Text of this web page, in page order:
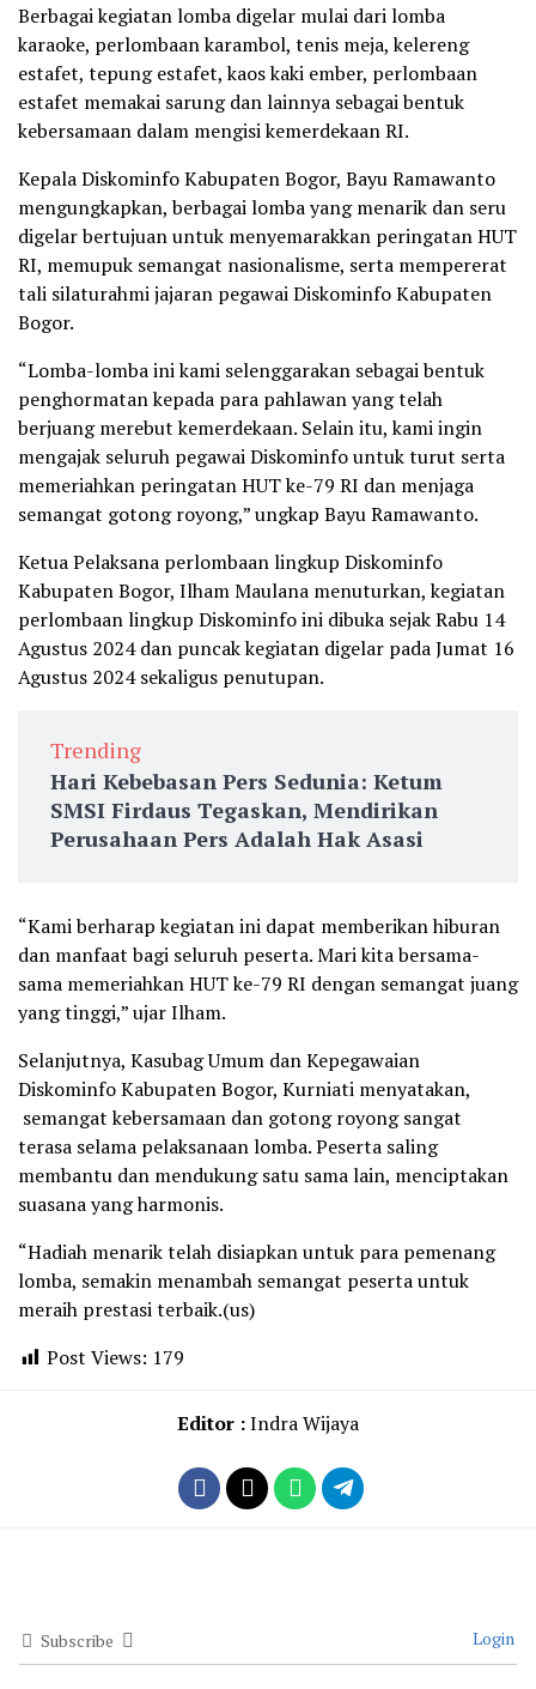
Berbagai kegiatan lomba digelar mulai dari lomba
karaoke, perlombaan karambol, tenis meja, kelereng
estafet, tepung estafet, kaos kaki ember, perlombaan
estafet memakai sarung dan lainnya sebagai bentuk
kebersamaan dalam mengisi kemerdekaan RI.
Kepala Diskominfo Kabupaten Bogor, Bayu Ramawanto
mengungkapkan, berbagai lomba yang menarik dan seru
digelar bertujuan untuk menyemarakkan peringatan HUT
RI, memupuk semangat nasionalisme, serta mempererat
tali silaturahmi jajaran pegawai Diskominfo Kabupaten
Bogor.
“Lomba-lomba ini kami selenggarakan sebagai bentuk
penghormatan kepada para pahlawan yang telah
berjuang merebut kemerdekaan. Selain itu, kami ingin
mengajak seluruh pegawai Diskominfo untuk turut serta
memeriahkan peringatan HUT ke-79 RI dan menjaga
semangat gotong royong,” ungkap Bayu Ramawanto.
Ketua Pelaksana perlombaan lingkup Diskominfo
Kabupaten Bogor, Ilham Maulana menuturkan, kegiatan
perlombaan lingkup Diskominfo ini dibuka sejak Rabu 14
Agustus 2024 dan puncak kegiatan digelar pada Jumat 16
Agustus 2024 sekaligus penutupan.
Trending
Hari Kebebasan Pers Sedunia: Ketum
SMSI Firdaus Tegaskan, Mendirikan
Perusahaan Pers Adalah Hak Asasi
“Kami berharap kegiatan ini dapat memberikan hiburan
dan manfaat bagi seluruh peserta. Mari kita bersama-
sama memeriahkan HUT ke-79 RI dengan semangat juang
yang tinggi,” ujar Ilham.
Selanjutnya, Kasubag Umum dan Kepegawaian
Diskominfo Kabupaten Bogor, Kurniati menyatakan,
semangat kebersamaan dan gotong royong sangat
terasa selama pelaksanaan lomba. Peserta saling
membantu dan mendukung satu sama lain, menciptakan
suasana yang harmonis.
“Hadiah menarik telah disiapkan untuk para pemenang
lomba, semakin menambah semangat peserta untuk
meraih prestasi terbaik.(us)
Post Views: 179
Editor :Indra Wijaya
Subscribe Login